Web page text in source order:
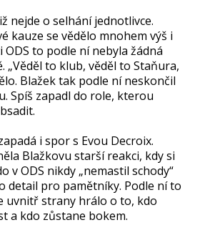
nejde o selhání jednotlivce.
kauze se vědělo mnohem výš i
ODS to podle ní nebyla žádná
„Věděl to klub, věděl to Staňura,
Blažek tak podle ní neskončil
Spíš zapadl do role, kterou
i spor s Evou Decroix.
Blažkovu starší reakci, kdy si
v ODS nikdy „nemastil schody“
detail pro pamětníky. Podle ní to
uvnitř strany hrálo o to, kdo
a kdo zůstane bokem.